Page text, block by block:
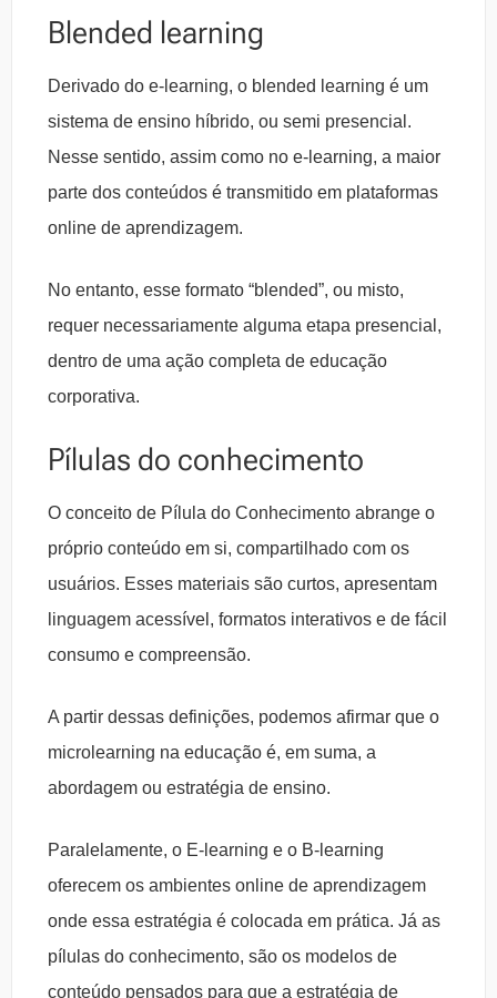
Blended learning
Derivado do e-learning, o blended learning é um
sistema de ensino híbrido, ou semi presencial.
Nesse sentido, assim como no e-learning, a maior
parte dos conteúdos é transmitido em plataformas
online de aprendizagem.
No entanto, esse formato “blended”, ou misto,
requer necessariamente alguma etapa presencial,
dentro de uma ação completa de educação
corporativa.
Pílulas do conhecimento
O conceito de Pílula do Conhecimento abrange o
próprio conteúdo em si, compartilhado com os
usuários. Esses materiais são curtos, apresentam
linguagem acessível, formatos interativos e de fácil
consumo e compreensão.
A partir dessas definições, podemos afirmar que o
microlearning na educação é, em suma, a
abordagem ou estratégia de ensino.
Paralelamente, o E-learning e o B-learning
oferecem os ambientes online de aprendizagem
onde essa estratégia é colocada em prática. Já as
pílulas do conhecimento, são os modelos de
conteúdo pensados para que a estratégia de